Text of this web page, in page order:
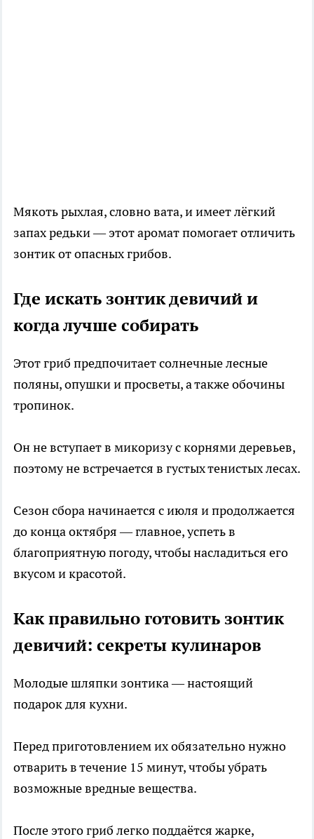
Мякоть рыхлая, словно вата, и имеет лёгкий
запах редьки — этот аромат помогает отличить
зонтик от опасных грибов.
Где искать зонтик девичий и
когда лучше собирать
Этот гриб предпочитает солнечные лесные
поляны, опушки и просветы, а также обочины
тропинок.
Он не вступает в микоризу с корнями деревьев,
поэтому не встречается в густых тенистых лесах.
Сезон сбора начинается с июля и продолжается
до конца октября — главное, успеть в
благоприятную погоду, чтобы насладиться его
вкусом и красотой.
Как правильно готовить зонтик
девичий: секреты кулинаров
Молодые шляпки зонтика — настоящий
подарок для кухни.
Перед приготовлением их обязательно нужно
отварить в течение 15 минут, чтобы убрать
возможные вредные вещества.
После этого гриб легко поддаётся жарке,